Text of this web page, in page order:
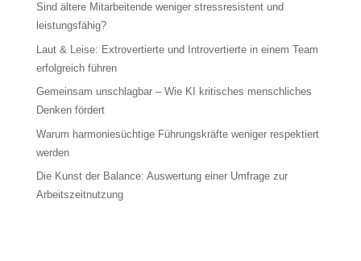
Sind ältere Mitarbeitende weniger stressresistent und
leistungsfähig?
Laut & Leise: Extrovertierte und Introvertierte in einem Team
erfolgreich führen
Gemeinsam unschlagbar – Wie KI kritisches menschliches
Denken fördert
Warum harmoniesüchtige Führungskräfte weniger respektiert
werden
Die Kunst der Balance: Auswertung einer Umfrage zur
Arbeitszeitnutzung